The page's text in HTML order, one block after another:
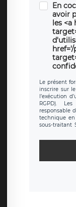
En
avoir
les <a
Le présent
inscrire sur
l’exécution
RGPD).
responsable
technique
sous-traitant
toute
d’inscription
protection
sont